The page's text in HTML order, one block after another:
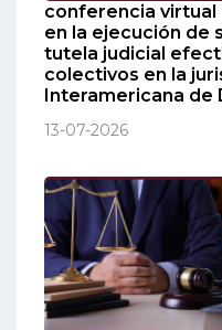
conferencia virtual
en la ejecución de
tutela judicial
colectivos en la
Interamericana de
13-07-2026